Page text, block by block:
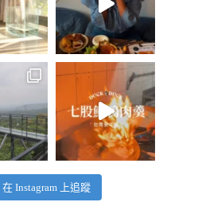
在 Instagram 上追蹤